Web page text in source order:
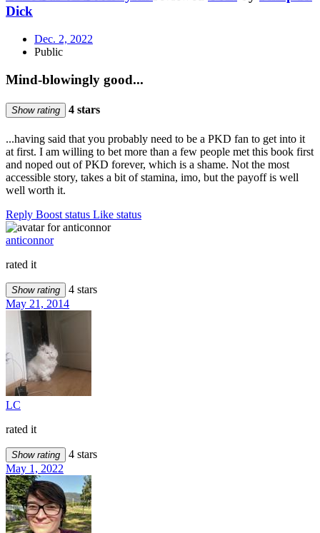
Dick
Dec. 2, 2022
Public
Mind-blowingly good...
Show rating 4 stars
...having said that you probably need to be a PKD fan to get into it
at first. I am willing to bet more than a few people met this book first
and noped out of PKD forever, which is a shame. Not the most
accessible story, takes a bit of stamina, imo, but the payoff is well
well worth it.
Reply Boost status Like status
anticonnor
rated it
Show rating
4 stars
May 21, 2014
LC
rated it
Show rating
4 stars
May 1, 2022